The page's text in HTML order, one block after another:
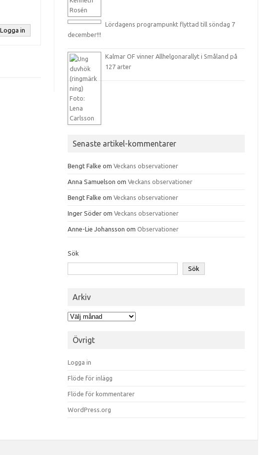
Logga in
Lördagens programpunkt flyttad till söndag 7
december!!!
Kalmar OF vinner Allhelgonarallyt i Småland på
127 arter
Senaste artikel-kommentarer
Bengt Falke omVeckans observationer
Anna Samuelson omVeckans observationer
Bengt Falke omVeckans observationer
Inger Söder omVeckans observationer
Anne-Lie Johansson omObservationer
Sök
Sök
Arkiv
Arkiv
Övrigt
Logga in
Flöde för inlägg
Flöde för kommentarer
WordPress.org